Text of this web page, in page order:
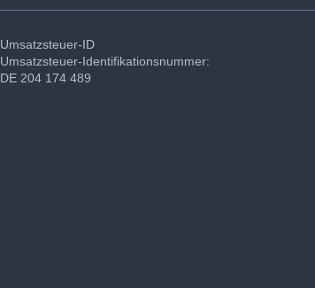
Umsatzsteuer-ID
Umsatzsteuer-Identifikationsnummer:
DE 204 174 489